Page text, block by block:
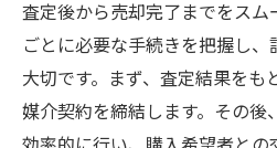
査定後から売却完了までをスム
ごとに必要な手続きを把握し
大切です。まず、査定結果をも
媒介契約を締結します。その後